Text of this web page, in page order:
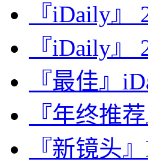
『iDaily
『iDaily
『最佳』
『年终推
『新镜头